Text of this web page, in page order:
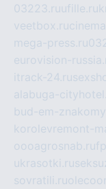
03223.ruufille.ru
veetbox.ru
mega-press.ru
eurovision-
itrack-24.ru
alabuga-
bud-em-
korolevremont-
oooagrosnab.ru
ukrasotki.ru
sovratili.ru